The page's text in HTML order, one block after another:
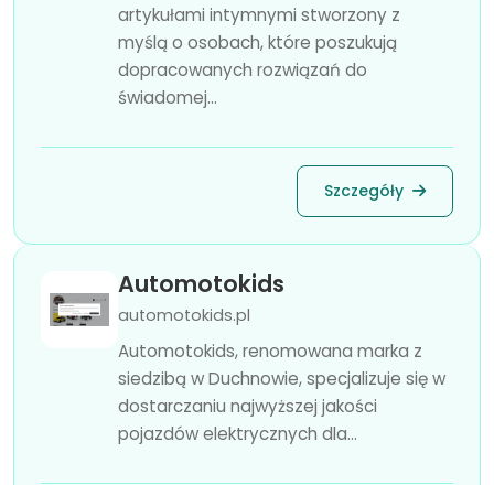
artykułami intymnymi stworzony z
myślą o osobach, które poszukują
dopracowanych rozwiązań do
świadomej...
Szczegóły
Automotokids
automotokids.pl
Automotokids, renomowana marka z
siedzibą w Duchnowie, specjalizuje się w
dostarczaniu najwyższej jakości
pojazdów elektrycznych dla...